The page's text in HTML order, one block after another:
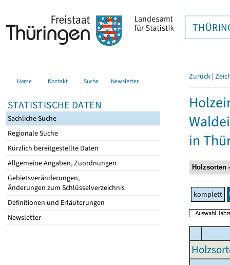
Home Kontakt Suche Newsletter
STATISTISCHE DATEN
Sachliche Suche
Regionale Suche
Kürzlich bereitgestellte Daten
Allgemeine Angaben, Zuordnungen
Gebietsveränderungen,
Änderungen zum Schlüsselverzeichnis
Definitionen und Erläuterungen
Newsletter
Zurück |
in
komplett